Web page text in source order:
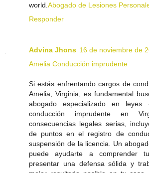
world. Abogado de Lesiones
Responder
Advina Jhons 16 de noviembre de
Amelia Conducción imprudente
Si estás enfrentando cargos de
Amelia, Virginia, es fundamental
abogado especializado en
conducción imprudente en
consecuencias legales serias,
de puntos en el registro de
suspensión de la licencia. Un
puede ayudarte a comprender
presentar una defensa sólida y